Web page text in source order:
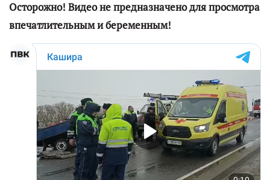
Осторожно! Видео не предназначено для просмотра
впечатлительным и беременным!